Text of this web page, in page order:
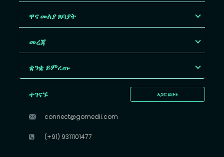
ዋና መለያ ጸባያት
መረጃ
ቋንቋ ይምረጡ
አጋር ይሁኑ
ተገናኙ
connect@gomedii.com
(+91) 9311101477